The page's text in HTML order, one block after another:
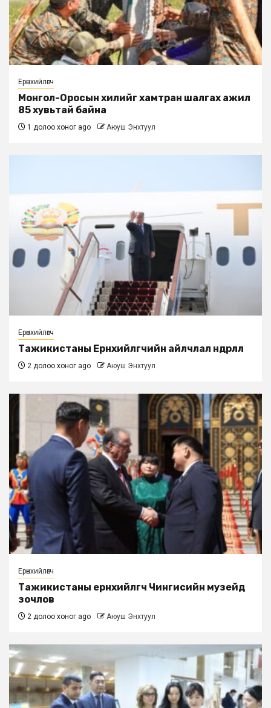
Ерөнхийлөгч
Монгол-Оросын хилийг хамтран шалгах ажил
85 хувьтай байна
1 долоо хоног ago Аюуш Энхтуул
Ерөнхийлөгч
Тажикистаны Ерөнхийлөгчийн айлчлал өндөрлөлөө
2 долоо хоног ago Аюуш Энхтуул
Ерөнхийлөгч
Тажикистаны ерөнхийлөгч Чингисийн музейд
зочлов
2 долоо хоног ago Аюуш Энхтуул